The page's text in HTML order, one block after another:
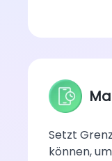
Setzt
können,